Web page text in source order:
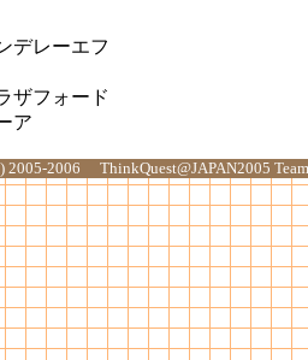
デレーエフ
ザフォード
ア
2005-2006 ThinkQuest@JAPAN2005